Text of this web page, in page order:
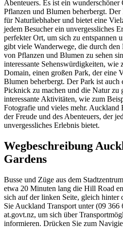
Abenteuers. Es ist ein
Pflanzen und Blumen beherbergt. Der
für Naturliebhaber und bietet eine
jedem Besucher ein unvergessliches
perfekter Ort, um sich zu entspannen
gibt viele Wanderwege, die durch
von Pflanzen und Blumen zu sehen
interessante Sehenswürdigkeiten,
Domain, einen großen Park, der eine
Blumen beherbergt. Der Park ist auch
Picknick zu machen und die Natur zu
interessante Aktivitäten, wie zum
Fotografie und vieles mehr. Auckland
der Freude und des Abenteuers, der
unvergessliches Erlebnis bietet.
Wegbeschreibung
Gardens
Busse und Züge aus dem
etwa 20 Minuten lang die Hill Road
sich auf der linken Seite, gleich hinter
Sie Auckland Transport unter (09 366
at.govt.nz, um sich über
informieren. Drücken Sie zum